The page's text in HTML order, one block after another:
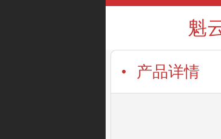
魁
产品详情